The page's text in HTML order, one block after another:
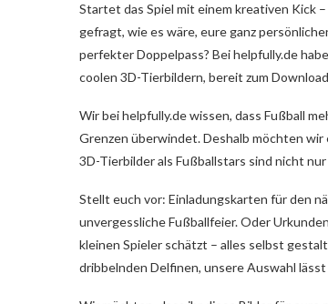
Startet das Spiel mit einem kreativen Kick
gefragt, wie es wäre, eure ganz
perfekter Doppelpass? Bei helpfully.de
coolen 3D-Tierbildern, bereit zum
Wir bei helpfully.de wissen, dass Fußball
Grenzen überwindet. Deshalb möchten
3D-Tierbilder als Fußballstars sind nicht
Stellt euch vor: Einladungskarten für den
unvergessliche Fußballfeier. Oder
kleinen Spieler schätzt – alles selbst
dribbelnden Delfinen, unsere Auswahl